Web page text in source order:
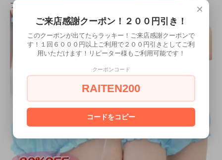
フリルブラ：ピンク ×
ご来店感謝クーポン！２００円引き！
このクーポンが出てたらラッキー！ご来店感謝クーポンで
す！１回６０００円以上ご利用で２００円引きとしてご利
用いただけます！リピーター様もご利用可能です！
クーポンコード
RAITEN200
コードをコピー